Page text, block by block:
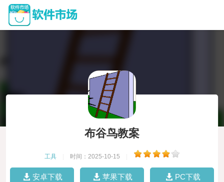
布谷鸟教案
工具 时间：2025-10-15
安卓下载 苹果下载 PC下载